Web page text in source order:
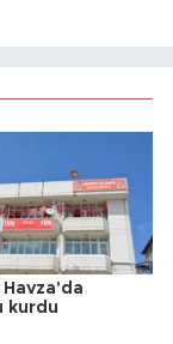
Havza'da
kurdu